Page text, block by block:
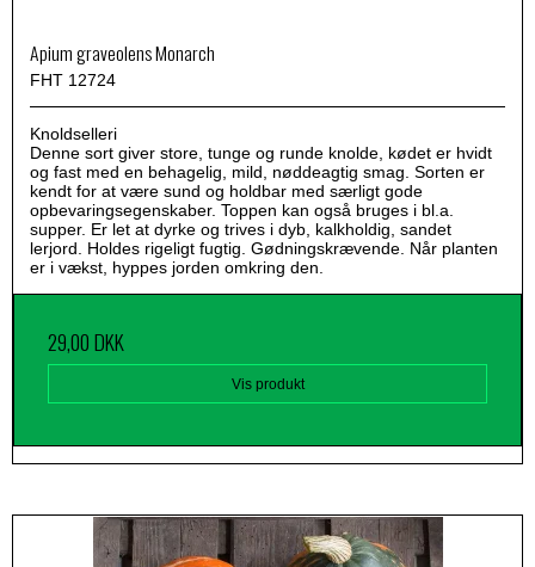
Apium graveolens Monarch
FHT 12724
Knoldselleri
Denne sort giver store, tunge og runde knolde, kødet er hvidt
og fast med en behagelig, mild, nøddeagtig smag. Sorten er
kendt for at være sund og holdbar med særligt gode
opbevaringsegenskaber. Toppen kan også bruges i bl.a.
supper. Er let at dyrke og trives i dyb, kalkholdig, sandet
lerjord. Holdes rigeligt fugtig. Gødningskrævende. Når planten
er i vækst, hyppes jorden omkring den.
29,00 DKK
Vis produkt